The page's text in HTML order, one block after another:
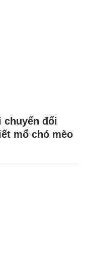
chuyển đổi
mổ chó mèo